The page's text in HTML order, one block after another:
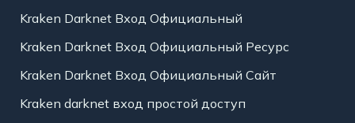
Kraken Darknet Вход Официальный
Kraken Darknet Вход Официальный Ресурс
Kraken Darknet Вход Официальный Сайт
Kraken darknet вход простой доступ